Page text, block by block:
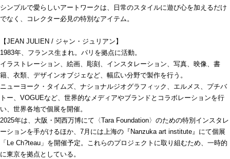
シンプルで愛らしいアートワークは、日常のスタイルに遊び心を加えるだけ
でなく、コレクター必見の特別なアイテム。
【JEAN JULIEN / ジャン・ジュリアン】
1983年、フランス生まれ。パリを拠点に活動。
イラストレーション、絵画、彫刻、インスタレーション、写真、映像、書
籍、衣類、デザインオブジェなど、幅広い分野で製作を行う。
ニューヨーク・タイムズ、ナショナルジオグラフィック、エルメス、プチバ
トー、VOGUEなど、世界的なメディアやブランドとコラボレーションを行
い、世界各地で個展を開催。
2025年は、大阪・関西万博にて〈Tara Foundation〉のための特別インスタレ
ーションを手がけるほか、7月には上海の『Nanzuka art institute』にて個展
「Le Ch?teau」を開催予定。これらのプロジェクトに取り組むため、一時的
に東京を拠点としている。